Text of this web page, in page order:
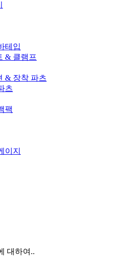
테입
& 클램프
& 장착 파츠
츠
팩
이지
대하여..